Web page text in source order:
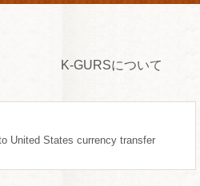
K-GURSについて
United States currency transfer